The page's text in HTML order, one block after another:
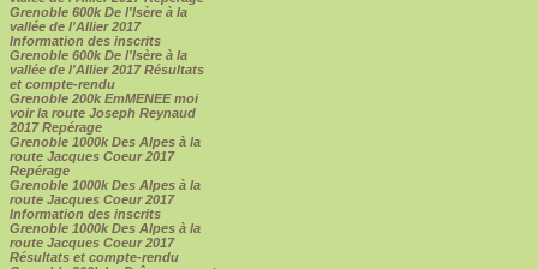
Grenoble 600k De l'Isère à la
vallée de l'Allier 2017
Information des inscrits
Grenoble 600k De l'Isère à la
vallée de l'Allier 2017 Résultats
et compte-rendu
Grenoble 200k EmMENEE moi
voir la route Joseph Reynaud
2017 Repérage
Grenoble 1000k Des Alpes à la
route Jacques Coeur 2017
Repérage
Grenoble 1000k Des Alpes à la
route Jacques Coeur 2017
Information des inscrits
Grenoble 1000k Des Alpes à la
route Jacques Coeur 2017
Résultats et compte-rendu